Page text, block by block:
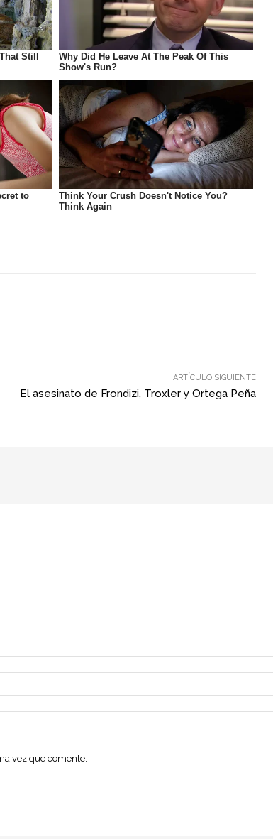
ARTÍCULO SIGUIENTE
El asesinato de Frondizi, Troxler y Ortega Peña
vez que comente.